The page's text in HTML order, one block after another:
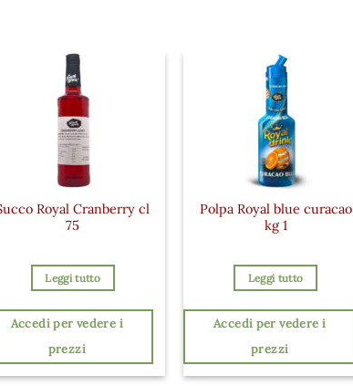
Royal Cranberry cl
75
Leggi tutto
Accedi per vedere i
prezzi
Polpa Royal blue curacao
kg 1
Leggi tutto
Accedi per vedere i
prezzi